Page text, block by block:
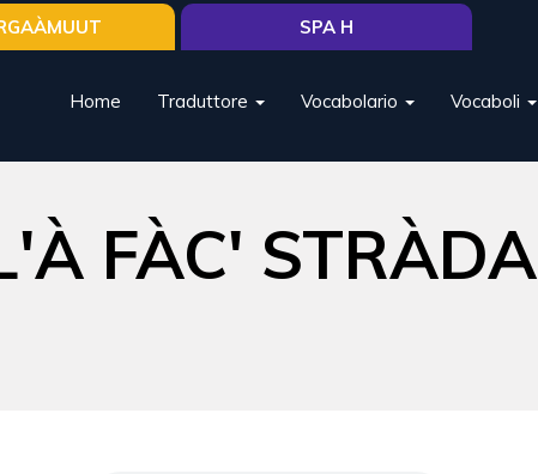
Home Traduttore Vocabolario Vocaboli
SPA H
FÀC' STRÀDA